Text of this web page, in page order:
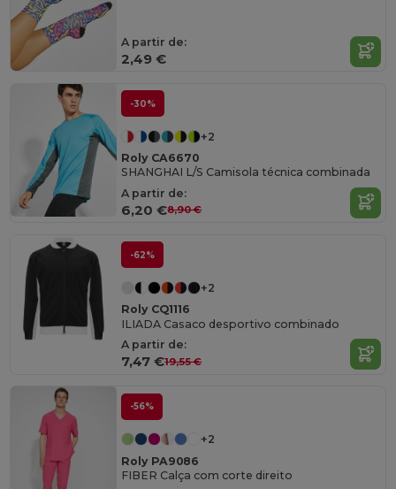
A partir de:
2,49 €
-30%
+2
Roly CA6670
SHANGHAI L/S Camisola técnica combinada
A partir de:
6,20 €8,90 €
-62%
+2
Roly CQ1116
ILIADA Casaco desportivo combinado
A partir de:
7,47 €19,55 €
-56%
+2
Roly PA9086
FIBER Calça com corte direito